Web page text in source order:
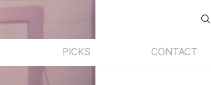
PICKS CONTACT